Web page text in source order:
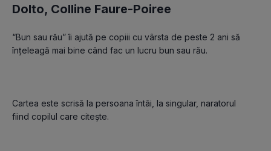
Dolto, Colline Faure-Poiree
“Bun sau rău” îi ajută pe copiii cu vârsta de peste 2 ani să
Cartea este scrisă la persoana întâi, la singular, naratorul